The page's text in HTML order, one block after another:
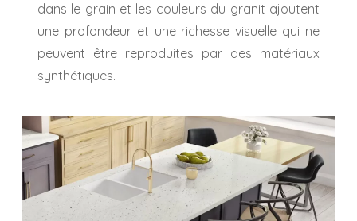
dans le grain et les couleurs du granit ajoutent
une profondeur et une richesse visuelle qui ne
peuvent être reproduites par des matériaux
synthétiques.